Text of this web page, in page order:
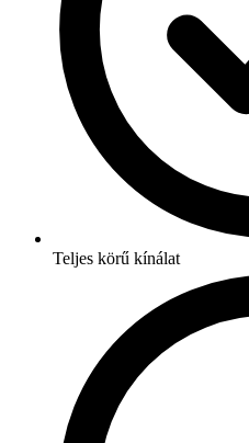
Teljes körű kínálat